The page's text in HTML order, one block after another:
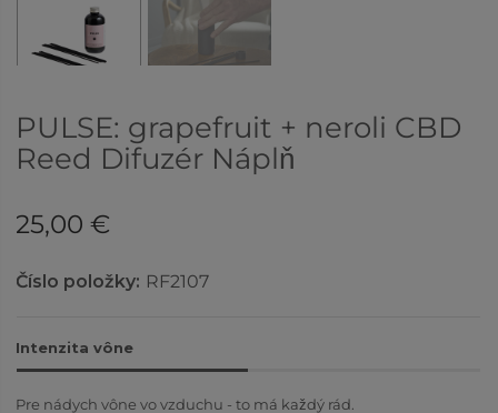
PULSE: grapefruit + neroli CBD
Reed Difuzér Náplň
25,00 €
Číslo položky: RF2107
Intenzita vône
Pre nádych vône vo vzduchu - to má každý rád.